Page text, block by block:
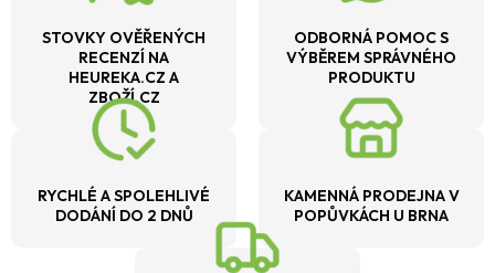
STOVKY OVĚŘENÝCH
RECENZÍ NA
HEUREKA.CZ A
ZBOŽÍ.CZ
ODBORNÁ POMOC S
VÝBĚREM SPRÁVNÉHO
PRODUKTU
RYCHLÉ A SPOLEHLIVÉ
DODÁNÍ DO 2 DNŮ
KAMENNÁ PRODEJNA V
POPŮVKÁCH U BRNA